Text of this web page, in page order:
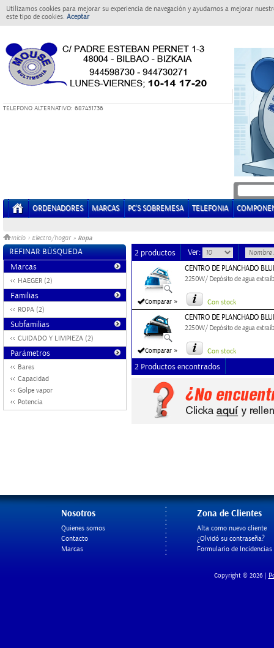
Utilizamos cookies para mejorar su experiencia de navegación y ayudarnos a mejorar
este tipo de cookies. Aceptar
TELEFONO ALTERNATIVO: 687431736
ORDENADORES MARCAS PC'S SOBREMESA TELEFONIA
Inicio > Electro/hogar » Ropa
REFINAR BÚSQUEDA
Marcas
HAEGER (2)
Familias
ROPA (2)
Subfamilias
CUIDADO Y LIMPIEZA (2)
Parámetros
Bares
Capacidad
Golpe vapor
Potencia
2 productos Ver:
Comparar »
CENTRO DE PLANCHADO
2250W/ Depósito de agua
Con stock
Comparar »
CENTRO DE PLANCHADO
2250W/ Depósito de agua
Con stock
2 Productos encontrados
Nosotros
Quienes somos
Contacto
Marcas
Zona de Clientes
Alta como nuevo cliente
¿Olvidó su contraseña?
Formulario de Incidencias
Copyright © 2026 |